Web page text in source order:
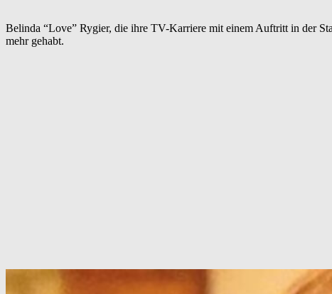
Belinda “Love” Rygier, die ihre TV-Karriere mit einem Auftritt in der
mehr gehabt.